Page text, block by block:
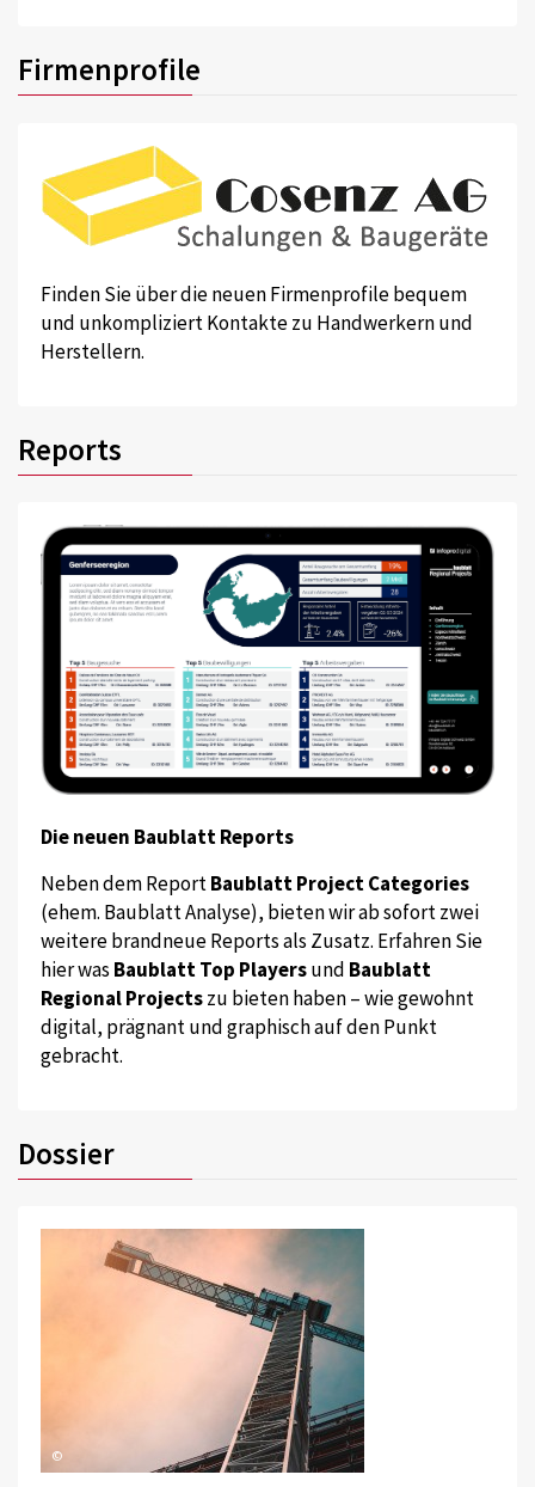
Firmenprofile
Finden Sie über die neuen Firmenprofile bequem
und unkompliziert Kontakte zu Handwerkern und
Herstellern.
Reports
Die neuen Baublatt Reports
Neben dem ReportBaublatt Project Categories
(ehem. Baublatt Analyse), bieten wir ab sofort zwei
weitere brandneue Reports als Zusatz. Erfahren Sie
hier was Baublatt Top Playersund Baublatt
Regional Projectszu bieten haben – wie gewohnt
digital, prägnant und graphisch auf den Punkt
gebracht.
Dossier
©